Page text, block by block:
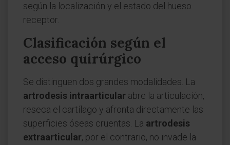
según la localización y el estado del hueso
receptor.
Clasificación según el
acceso quirúrgico
Se distinguen dos grandes modalidades. La
artrodesis intraarticular abre la articulación,
reseca el cartílago y afronta directamente las
superficies óseas cruentas. La artrodesis
extraarticular, por el contrario, no invade la